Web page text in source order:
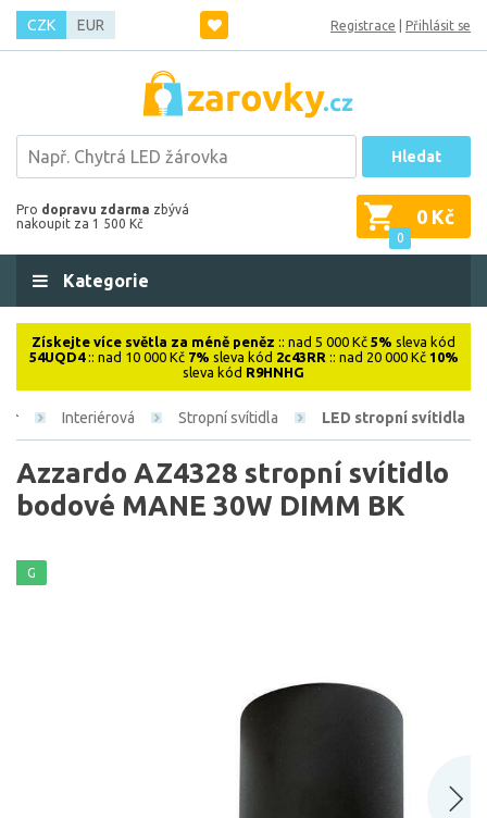
CZK EUR Registrace Přihlásit se
Hledat
Pro dopravu zdarma zbývá
nakoupit za 1 500 Kč
0
0 Kč
Kategorie
Získejte více světla za méně peněz :: nad 5 000 Kč 5% sleva kód
54UQD4:: nad 10 000 Kč 7% sleva kód 2c43RR :: nad 20 000 Kč 10%
sleva kód R9HNHG
Interiérová Stropní svítidla LED stropní svítidla
Azzardo AZ4328 stropní svítidlo
bodové MANE 30W DIMM BK
G